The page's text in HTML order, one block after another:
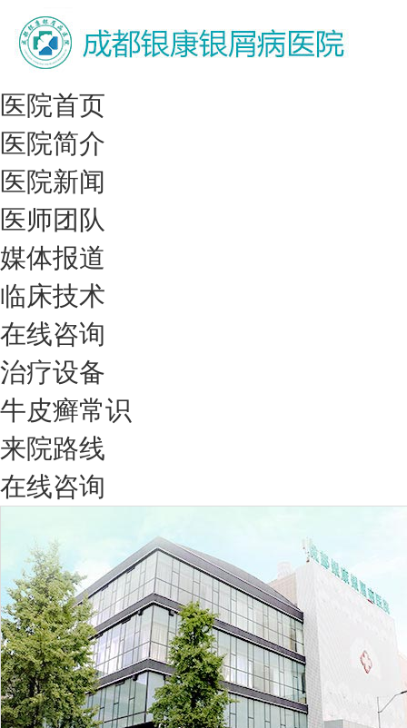
医院首页
医院简介
医院新闻
医师团队
媒体报道
临床技术
在线咨询
治疗设备
牛皮癣常识
来院路线
在线咨询